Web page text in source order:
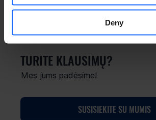
Deny
TURITE KLAUSIMŲ?
Mes jums padėsime!
SUSISIEKITE SU MUMIS